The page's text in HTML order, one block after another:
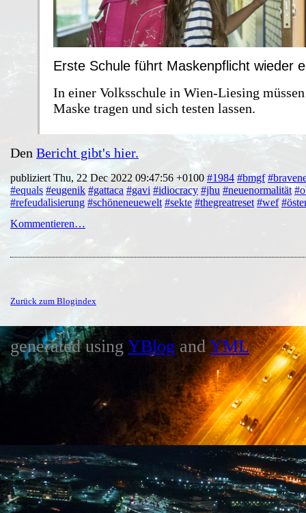
Erste Schule führt Maskenpflicht wieder
In einer Volksschule in Wien-Liesing
Maske tragen und sich testen lassen.
Den Bericht gibt's hier.
publiziert Thu, 22 Dec 2022 09:47:56 +0100 #1984 #bmgf
#equals #eugenik #gattaca #gavi #idiocracy #jhu #neuenormalität
#refeudalisierung #schöneneuewelt #sekte #thegreatreset #wef
Kommentieren…
Zurück zum Blogindex
generated using YBlog andYML